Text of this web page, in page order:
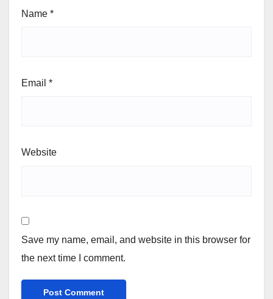
Name *
Email *
Website
Save my name, email, and website in this browser for
the next time I comment.